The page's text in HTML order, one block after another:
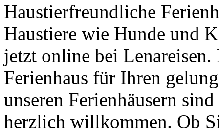
Haustierfreundliche
Haustiere wie Hunde und
jetzt online bei Lenareisen.
Ferienhaus für Ihren
unseren Ferienhäusern
herzlich willkommen. Ob